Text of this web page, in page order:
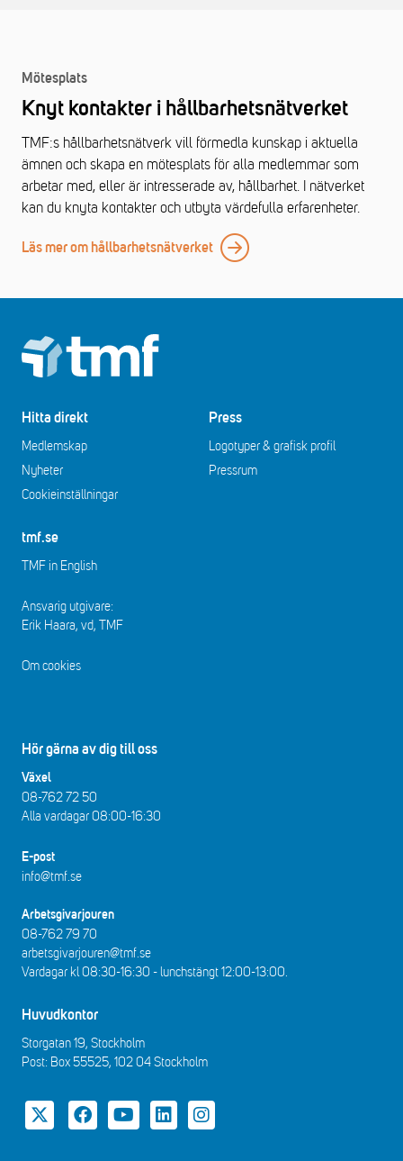
Mötesplats
Knyt kontakter i hållbarhetsnätverket
TMF:s hållbarhetsnätverk vill förmedla kunskap i aktuella
ämnen och skapa en mötesplats för alla medlemmar som
arbetar med, eller är intresserade av, hållbarhet. I nätverket
kan du knyta kontakter och utbyta värdefulla erfarenheter.
Läs mer om hållbarhetsnätverket
Footer
Hitta direkt
Medlemskap
Nyheter
Cookieinställningar
Press
Logotyper & grafisk profil
Pressrum
tmf.se
TMF in English
Ansvarig utgivare:
Erik Haara, vd, TMF
Om cookies
Hör gärna av dig till oss
Växel
08-762 72 50
Alla vardagar 08:00-16:30​​
E-post
info@tmf.se
Arbetsgivarjouren
08-762 79 70
arbetsgivarjouren@tmf.se
Vardagar kl 08:30-16:30 - lunchstängt 12:00-13:00​.
Huvudkontor
Storgatan 19, Stockholm
Post: Box 55525, 102 04 Stockholm
TwitterFacebook
YouTubeLinkedInInstagram